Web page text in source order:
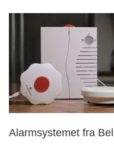
Alarmsystemet fra